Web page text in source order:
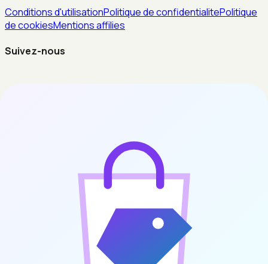
Conditions d'utilisationPolitique de confidentialitePolitique
de cookiesMentions affilies
Suivez-nous